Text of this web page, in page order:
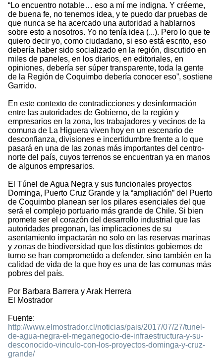
“Lo encuentro notable… eso a mí me indigna. Y créeme,
de buena fe, no tenemos idea, y te puedo dar pruebas de
que nunca se ha acercado una autoridad a hablarnos
sobre esto a nosotros. Yo no tenía idea (...). Pero lo que te
quiero decir yo, como ciudadano, si eso está escrito, eso
debería haber sido socializado en la región, discutido en
miles de paneles, en los diarios, en editoriales, en
opiniones, debería ser súper transparente, toda la gente
de la Región de Coquimbo debería conocer eso”, sostiene
Garrido.
En este contexto de contradicciones y desinformación
entre las autoridades de Gobierno, de la región y
empresarios en la zona, los trabajadores y vecinos de la
comuna de La Higuera viven hoy en un escenario de
desconfianza, divisiones e incertidumbre frente a lo que
pasará en una de las zonas más importantes del centro-
norte del país, cuyos terrenos se encuentran ya en manos
de algunos empresarios.
El Túnel de Agua Negra y sus funcionales proyectos
Dominga, Puerto Cruz Grande y la “ampliación” del Puerto
de Coquimbo planean ser los pilares esenciales del que
será el complejo portuario más grande de Chile. Si bien
promete ser el corazón del desarrollo industrial que las
autoridades pregonan, las implicaciones de su
asentamiento impactarán no solo en las reservas marinas
y zonas de biodiversidad que los distintos gobiernos de
turno se han comprometido a defender, sino también en la
calidad de vida de la que hoy es una de las comunas más
pobres del país.
Por Barbara Barrera y Arak Herrera
El Mostrador
Fuente:
http://www.elmostrador.cl/noticias/pais/2017/07/27/tunel-
de-agua-negra-el-meganegocio-de-infraestructura-y-su-
desconocido-vinculo-con-los-proyectos-dominga-y-cruz-
grande/